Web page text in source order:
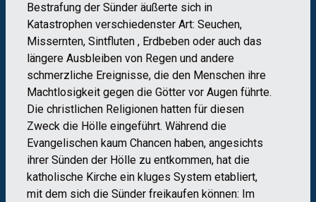
Bestrafung der Sünder äußerte sich in
Katastrophen verschiedenster Art: Seuchen,
Missernten, Sintfluten , Erdbeben oder auch das
längere Ausbleiben von Regen und andere
schmerzliche Ereignisse, die den Menschen ihre
Machtlosigkeit gegen die Götter vor Augen führte.
Die christlichen Religionen hatten für diesen
Zweck die Hölle eingeführt. Während die
Evangelischen kaum Chancen haben, angesichts
ihrer Sünden der Hölle zu entkommen, hat die
katholische Kirche ein kluges System etabliert,
mit dem sich die Sünder freikaufen können: Im